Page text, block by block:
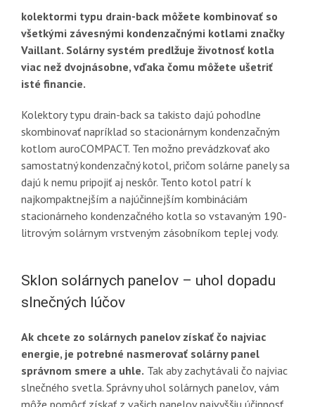
kolektormi typu drain-back môžete kombinovať so
všetkými závesnými kondenzačnými kotlami značky
Vaillant. Solárny systém predlžuje životnosť kotla
viac než dvojnásobne, vďaka čomu môžete ušetriť
isté financie.
Kolektory typu drain-back sa takisto dajú pohodlne
skombinovať napríklad so stacionárnym kondenzačným
kotlom auroCOMPACT. Ten možno prevádzkovať ako
samostatný kondenzačný kotol, pričom solárne panely sa
dajú k nemu pripojiť aj neskôr. Tento kotol patrí k
najkompaktnejším a najúčinnejším kombináciám
stacionárneho kondenzačného kotla so vstavaným 190-
litrovým solárnym vrstveným zásobníkom teplej vody.
Sklon solárnych panelov – uhol dopadu
slnečných lúčov
Ak chcete zo solárnych panelov získať čo najviac
energie, je potrebné nasmerovať solárny panel
správnom smere a uhle. Tak aby zachytávali čo najviac
slnečného svetla. Správny uhol solárnych panelov, vám
môže pomôcť získať z vašich panelov najvyššiu účinnosť.